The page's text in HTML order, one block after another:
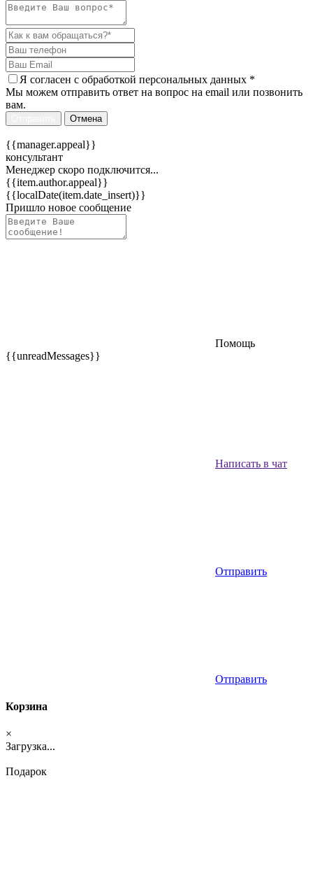
Я согласен c обработкой персональных данных *
Мы можем отправить ответ на вопрос на email или позвонить
вам.
Отмена
{{manager.appeal}}
консультант
Менеджер скоро подключится...
{{item.author.appeal}}
{{localDate(item.date_insert)}}
Пришло новое сообщение
Помощь
{{unreadMessages}}
Написать в чат
Отправить
Отправить
Корзина
×
Загрузка...
Подарок